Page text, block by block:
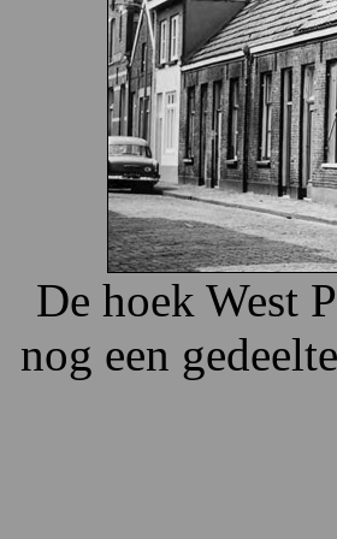
De hoek West
nog een